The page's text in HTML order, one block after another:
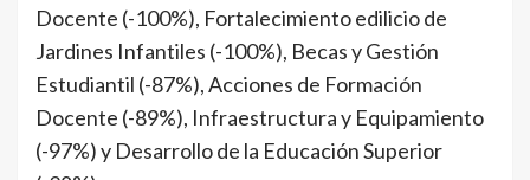
Docente (-100%), Fortalecimiento edilicio de
Jardines Infantiles (-100%), Becas y Gestión
Estudiantil (-87%), Acciones de Formación
Docente (-89%), Infraestructura y Equipamiento
(-97%) y Desarrollo de la Educación Superior